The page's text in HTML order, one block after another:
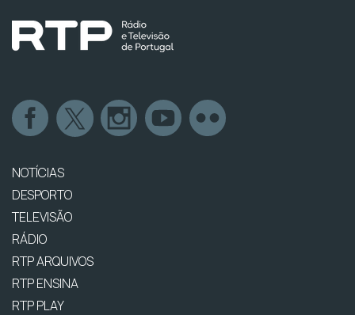
NOTÍCIAS
DESPORTO
TELEVISÃO
RÁDIO
RTP ARQUIVOS
RTP ENSINA
RTP PLAY